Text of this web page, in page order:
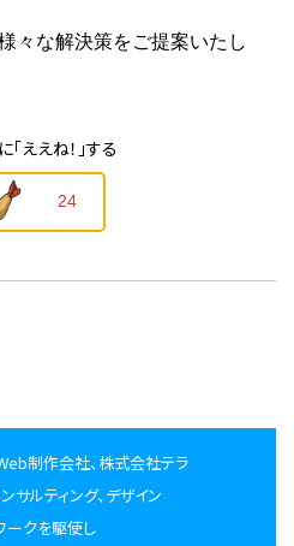
々な解決策をご提案いたし
「ええね！」する
24
制作会社、株式会社テラ
サルティング、デザイン
ークを駆使し